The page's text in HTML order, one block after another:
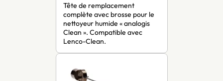
Tête de remplacement
complète avec brosse pour le
nettoyeur humide « analogis
Clean ». Compatible avec
Lenco-Clean.